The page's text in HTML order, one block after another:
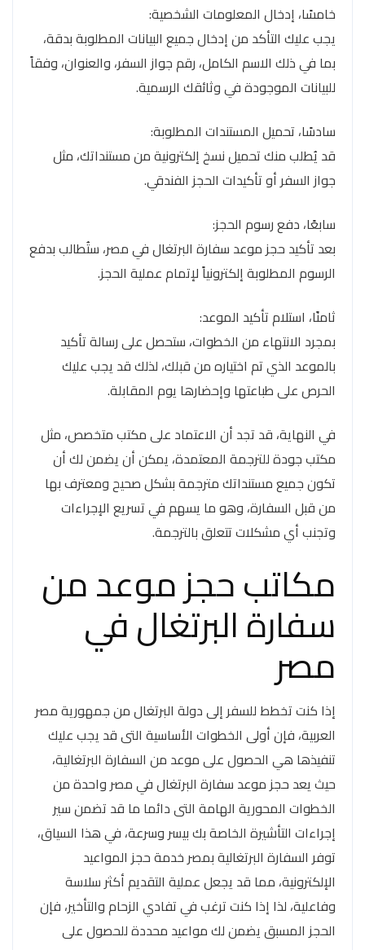
خامسًا، إدخال المعلومات الشخصية:
يجب عليك التأكد من إدخال جميع البيانات المطلوبة بدقة،
بما في ذلك الاسم الكامل، رقم جواز السفر، والعنوان، وفقاً
للبيانات الموجودة في وثائقك الرسمية.
سادسًا، تحميل المستندات المطلوبة:
قد يُطلب منك تحميل نسخ إلكترونية من مستنداتك، مثل
جواز السفر أو تأكيدات الحجز الفندقي.
سابعًا، دفع رسوم الحجز:
بعد تأكيد حجز موعد سفارة البرتغال في مصر، ستُطالب بدفع
الرسوم المطلوبة إلكترونياً لإتمام عملية الحجز.
ثامنًا، استلام تأكيد الموعد:
بمجرد الانتهاء من الخطوات، ستحصل على رسالة تأكيد
بالموعد الذي تم اختياره من قبلك، لذلك قد يجب عليك
الحرص على طباعتها وإحضارها يوم المقابلة.
في النهاية، قد تجد أن الاعتماد على مكتب متخصص، مثل
مكتب جودة للترجمة المعتمدة، يمكن أن يضمن لك أن
تكون جميع مستنداتك مترجمة بشكل صحيح ومعترف بها
من قبل السفارة، وهو ما يسهم في تسريع الإجراءات
وتجنب أي مشكلات تتعلق بالترجمة.
مكاتب حجز موعد من
سفارة البرتغال في
مصر
إذا كنت تخطط للسفر إلى دولة البرتغال من جمهورية مصر
العربية، فإن أولى الخطوات الأساسية التى قد يجب عليك
تنفيذها هي الحصول على موعد من السفارة البرتغالية،
حيث يعد حجز موعد سفارة البرتغال في مصر واحدة من
الخطوات المحورية الهامة التى دائما ما قد تضمن سير
إجراءات التأشيرة الخاصة بك بيسر وسرعة، في هذا السياق،
توفر السفارة البرتغالية بمصر خدمة حجز المواعيد
الإلكترونية، مما قد يجعل عملية التقديم أكثر سلاسة
وفاعلية، لذا إذا كنت ترغب في تفادي الزحام والتأخير، فإن
الحجز المسبق يضمن لك مواعيد محددة للحصول على